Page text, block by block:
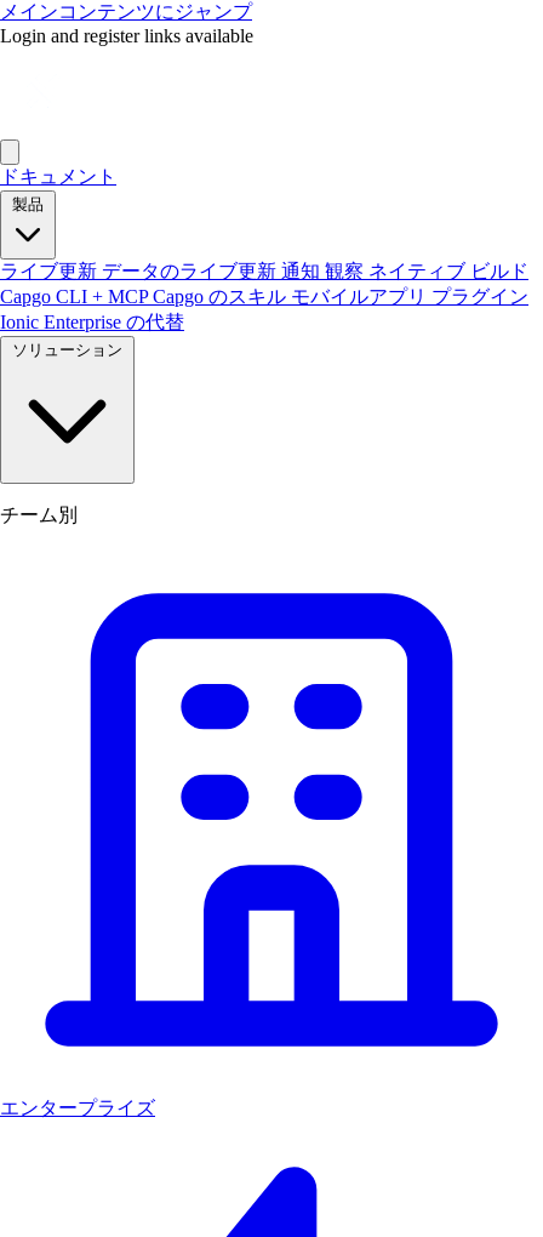
メインコンテンツにジャンプ
Login and register links available
ドキュメント
製品
ライブ更新 データのライブ更新 通知 観察 ネイティブ ビルド
Capgo CLI + MCPCapgo のスキル モバイルアプリ プラグイン
Ionic Enterprise の代替
ソリューション
チーム別
エンタープライズ